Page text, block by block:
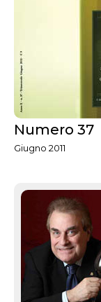
Numero 37
Giugno 2011